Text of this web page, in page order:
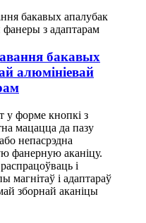
бакавых
алюмініевай
у форме кнопкі з
мацацца да пазу
непасрэдна
фанерную аканіцу.
і
магнітаў і адаптараў
зборнай аканіцы